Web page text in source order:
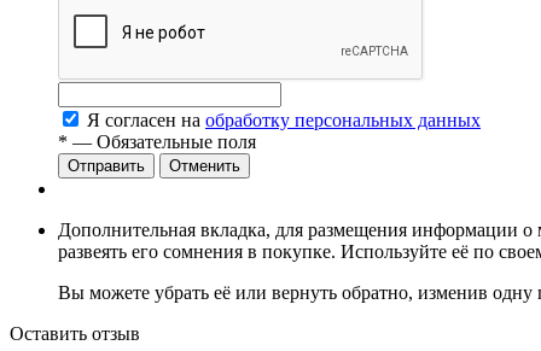
Я согласен на обработку персональных данных
* — Обязательные поля
Отменить
Дополнительная вкладка, для размещения информации
развеять его сомнения в покупке. Используйте её по
Вы можете убрать её или вернуть обратно, изменив
Оставить отзыв